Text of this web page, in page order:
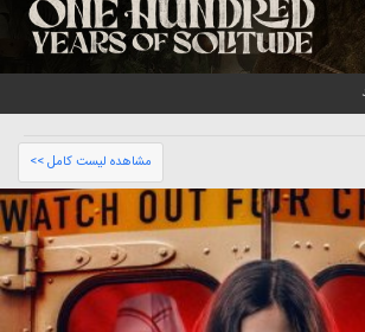
مشاهده لیست کامل >>